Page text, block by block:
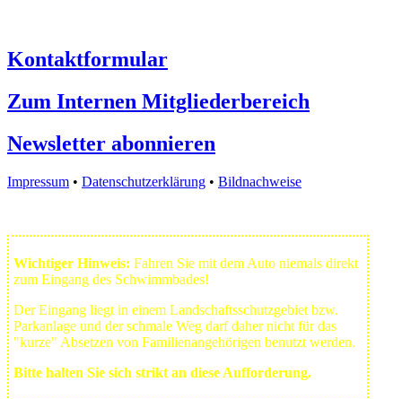
Kontaktformular
Zum Internen Mitgliederbereich
Newsletter abonnieren
Impressum • Datenschutzerklärung • Bildnachweise
Wichtiger Hinweis: Fahren Sie mit dem Auto niemals direkt
zum Eingang des Schwimmbades!
Der Eingang liegt in einem Landschafts­schutzgebiet bzw.
Park­anlage und der schmale Weg darf daher nicht für das
"kurze" Absetzen von Familienangehörigen benutzt werden.
Bitte halten Sie sich strikt an diese Aufforderung.